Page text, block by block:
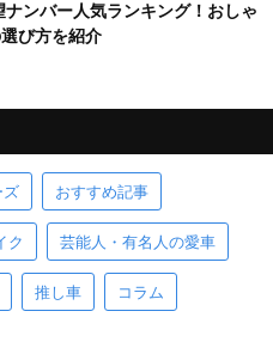
ナンバー人気ランキング！おしゃ
び方を紹介
ズ おすすめ記事
ク 芸能人・有名人の愛車
推し車 コラム